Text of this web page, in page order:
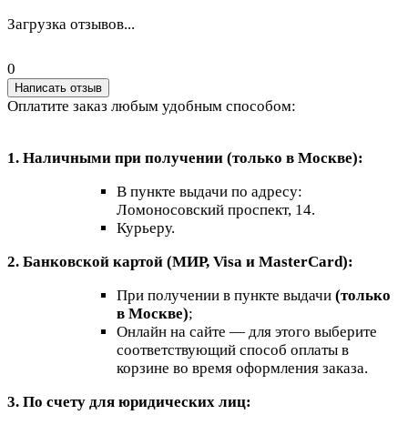
Загрузка отзывов...
0
Написать отзыв
Оплатите заказ любым удобным способом:
1. Наличными при получении (только в Москве):
В пункте выдачи по адресу:
Ломоносовский проспект, 14.
Курьеру.
2. Банковской картой (МИР, Visa и MasterCard):
При получении в пункте выдачи (только
в Москве);
Онлайн на сайте — для этого выберите
соответствующий способ оплаты в
корзине во время оформления заказа.
3. По счету для юридических лиц: